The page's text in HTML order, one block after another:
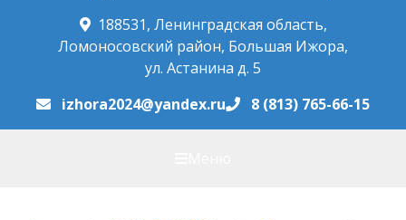
188531, Ленинградская область,
Ломоносовский район, Большая Ижора,
ул. Астанина д. 5
izhora2024@yandex.ru
8 (813) 765-66-15